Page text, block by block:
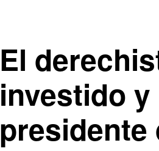
El
investido
presidente